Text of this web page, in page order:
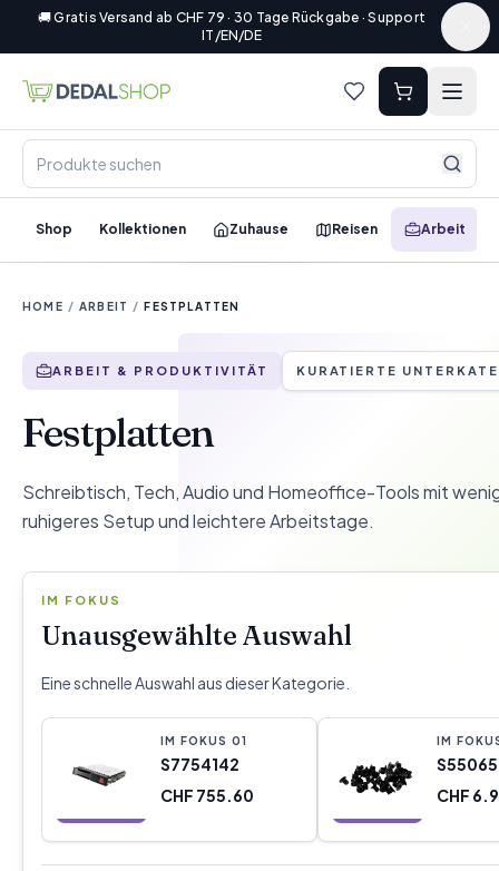
🚚 Gratis Versand ab CHF 79 · 30 Tage Rückgabe · Support
IT/EN/DE
Shop Kollektionen Zuhause Reisen Arbeit
HOME / ARBEIT / FESTPLATTEN
ARBEIT & PRODUKTIVITÄT KURATIERTE
Festplatten
Schreibtisch, Tech, Audio und Homeoffice-Tools mit
ruhigeres Setup und leichtere Arbeitstage.
IM FOKUS
Unausgewählte Auswahl
Eine schnelle Auswahl aus dieser Kategorie.
IM FOKUS 01
S7754142
CHF 755.60
IM
CHF